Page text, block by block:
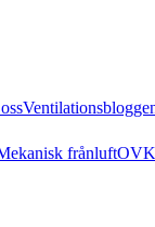
frånluft